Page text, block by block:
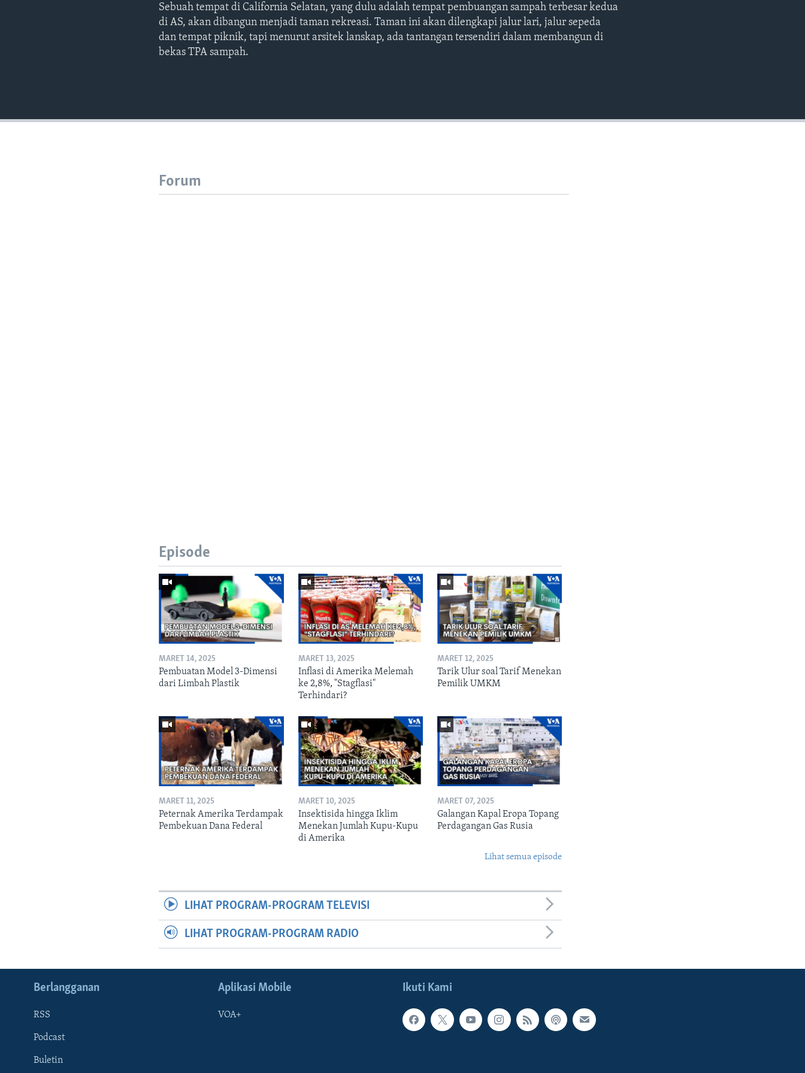
Sebuah tempat di California Selatan, yang dulu adalah tempat pembuangan sampah terbesar kedua
di AS, akan dibangun menjadi taman rekreasi. Taman ini akan dilengkapi jalur lari, jalur sepeda
dan tempat piknik, tapi menurut arsitek lanskap, ada tantangan tersendiri dalam membangun di
bekas TPA sampah.
Forum
Episode
MARET 14, 2025
Pembuatan Model 3-Dimensi
dari Limbah Plastik
MARET 13, 2025
Inflasi di Amerika Melemah
ke 2,8%, "Stagflasi"
Terhindari?
MARET 12, 2025
Tarik Ulur soal Tarif Menekan
Pemilik UMKM
MARET 11, 2025
Peternak Amerika Terdampak
Pembekuan Dana Federal
MARET 10, 2025
Insektisida hingga Iklim
Menekan Jumlah Kupu-Kupu
di Amerika
MARET 07, 2025
Galangan Kapal Eropa Topang
Perdagangan Gas Rusia
Lihat semua episode
LIHAT PROGRAM-PROGRAM TELEVISI
LIHAT PROGRAM-PROGRAM RADIO
Ikuti Kami
Berlangganan
RSS
Podcast
Buletin
Aplikasi Mobile
VOA+